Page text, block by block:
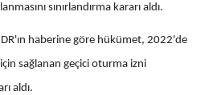
sınırlandırma kararı aldı.
haberine göre hükümet, 2022'de
sağlanan geçici oturma izni
aldı.